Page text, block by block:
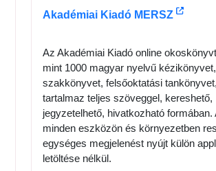
Akadémiai Kiadó MERSZ
Az Akadémiai Kiadó online
mint 1000 magyar nyelvű kézikönyvet,
szakkönyvet, felsőoktatási
tartalmaz teljes szöveggel, kereshető,
jegyzetelhető, hivatkozható formában.
minden eszközön és környezetben
egységes megjelenést nyújt külön
letöltése nélkül.